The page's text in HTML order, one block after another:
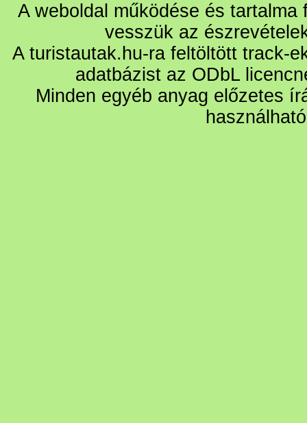
A weboldal működése és
vesszük az
A turistautak.hu-ra feltöltött track-
adatbázist az ODbL
Minden egyéb anyag előzetes